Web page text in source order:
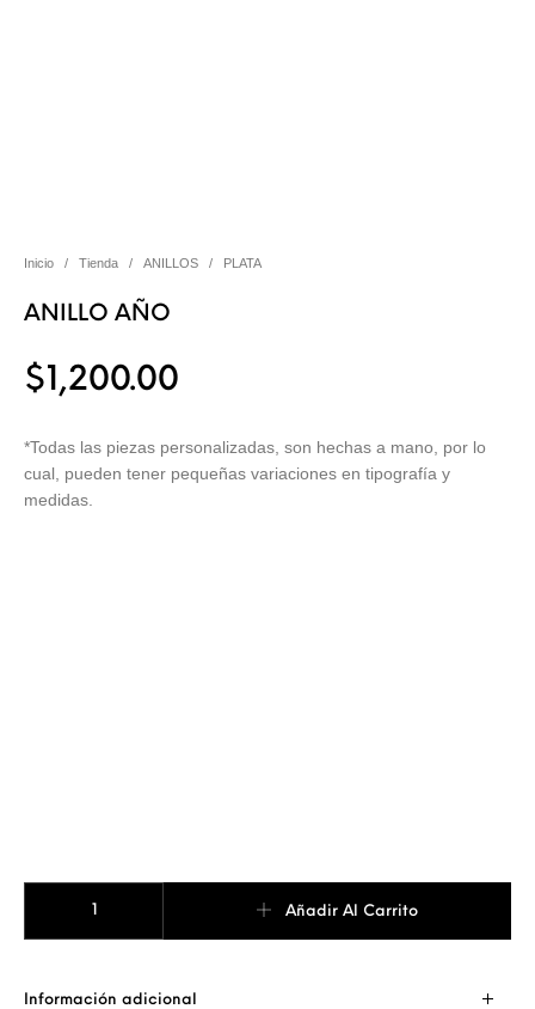
Inicio / Tienda / ANILLOS / PLATA
ANILLO AÑO
$ 1,200.00
*Todas las piezas personalizadas, son hechas a mano, por lo
cual, pueden tener pequeñas variaciones en tipografía y
medidas.
Añadir Al Carrito
Información adicional